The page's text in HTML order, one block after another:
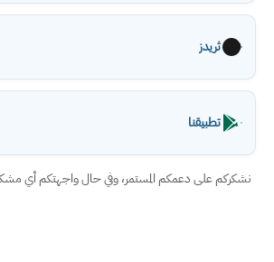
ثريدز
تطبيقنا
نشكركم على دعمكم المستمر، وفي حال واجهتكم أي مشكلة